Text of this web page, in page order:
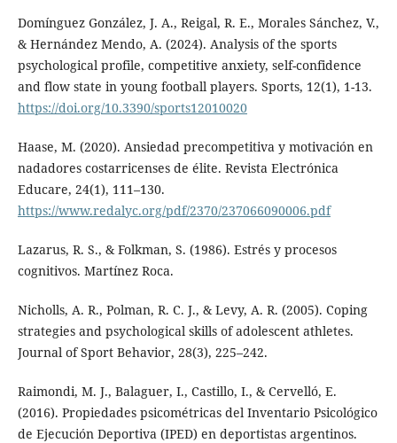
Domínguez González, J. A., Reigal, R. E., Morales Sánchez, V.,
& Hernández Mendo, A. (2024). Analysis of the sports
psychological profile, competitive anxiety, self-confidence
and flow state in young football players. Sports, 12(1), 1-13.
https://doi.org/10.3390/sports12010020
Haase, M. (2020). Ansiedad precompetitiva y motivación en
nadadores costarricenses de élite. Revista Electrónica
Educare, 24(1), 111–130.
https://www.redalyc.org/pdf/2370/237066090006.pdf
Lazarus, R. S., & Folkman, S. (1986). Estrés y procesos
cognitivos. Martínez Roca.
Nicholls, A. R., Polman, R. C. J., & Levy, A. R. (2005). Coping
strategies and psychological skills of adolescent athletes.
Journal of Sport Behavior, 28(3), 225–242.
Raimondi, M. J., Balaguer, I., Castillo, I., & Cervelló, E.
(2016). Propiedades psicométricas del Inventario Psicológico
de Ejecución Deportiva (IPED) en deportistas argentinos.